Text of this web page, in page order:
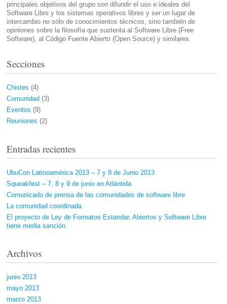
principales objetivos del grupo son difundir el uso e ideales del
Software Libre y los sistemas operativos libres y ser un lugar de
intercambio no sólo de conocimientos técnicos, sino también de
opiniones sobre la filosofía que sustenta al Software Libre (Free
Software), al Código Fuente Abierto (Open Source) y similares.
Secciones
Chistes (4)
Comunidad (3)
Eventos (9)
Reuniones (2)
Entradas recientes
UbuCon Latinoamérica 2013 – 7 y 8 de Junio 2013
Squeakfest – 7, 8 y 9 de junio en Atlántida
Comunicado de prensa de las comunidades de software libre
La comunidad coordinada
El proyecto de Ley de Formatos Estandar, Abiertos y Software Libre
tiene media sanción.
Archivos
junio 2013
mayo 2013
marzo 2013